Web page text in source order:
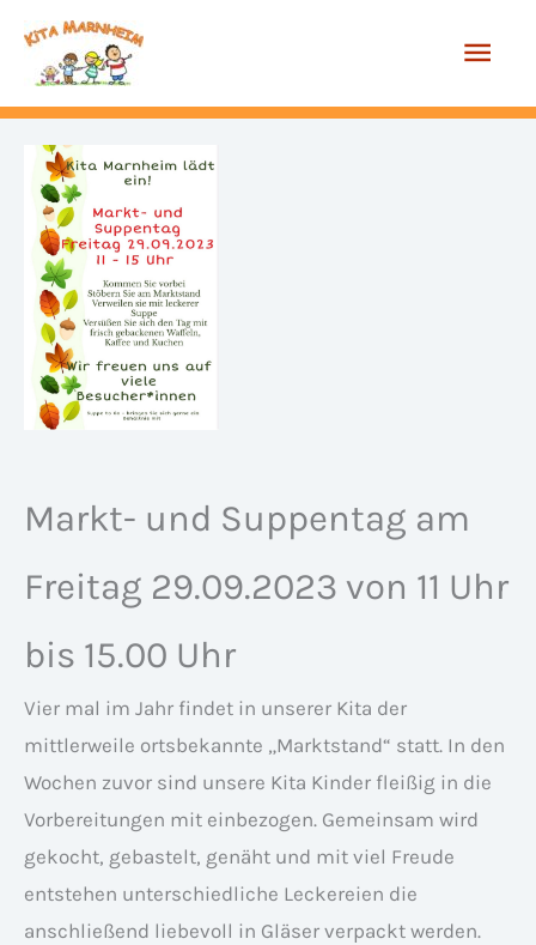
Inhalt
springen
Markt- und Suppentag am
Freitag 29.09.2023 von 11 Uhr
bis 15.00 Uhr
Vier mal im Jahr findet in unserer Kita der
mittlerweile ortsbekannte „Marktstand“ statt. In den
Wochen zuvor sind unsere Kita Kinder fleißig in die
Vorbereitungen mit einbezogen. Gemeinsam wird
gekocht, gebastelt, genäht und mit viel Freude
entstehen unterschiedliche Leckereien die
anschließend liebevoll in Gläser verpackt werden.